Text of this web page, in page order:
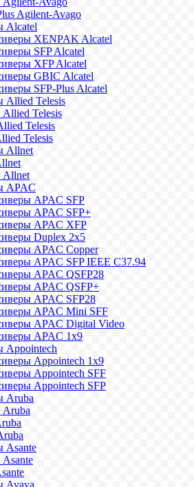
Agilent-Avago
Alcatel
XENPAK Alcatel
SFP Alcatel
XFP Alcatel
GBIC Alcatel
SFP-Plus Alcatel
Allied Telesis
Telesis
Telesis
Telesis
Allnet
Allnet
APAC
APAC SFP
APAC SFP+
APAC XFP
Duplex 2x5
APAC Copper
APAC SFP IEEE C37.94
APAC QSFP28
APAC QSFP+
APAC SFP28
APAC Mini SFF
APAC Digital Video
APAC 1x9
Appointech
Appointech 1x9
Appointech SFF
Appointech SFP
Aruba
Asante
Avaya